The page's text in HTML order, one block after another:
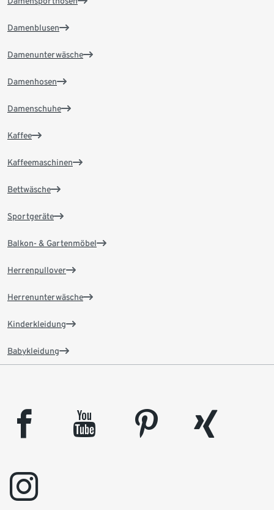
Damenblusen
Damenunterwäsche
Damenhosen
Damenschuhe
Kaffee
Kaffeemaschinen
Bettwäsche
Sportgeräte
Balkon- & Gartenmöbel
Herrenpullover
Herrenunterwäsche
Kinderkleidung
Babykleidung
facebook youtube pinterest
xing
instagram